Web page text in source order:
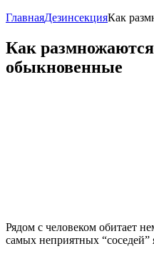
ГлавнаяДезинсекцияКак
Как
обыкновенные
Рядом с человеком обитает
самых неприятных “соседей”